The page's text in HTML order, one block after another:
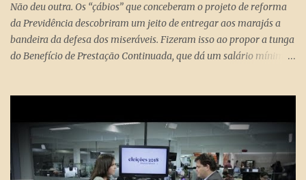
Não deu outra. Os “çábios” que conceberam o projeto de reforma
da Previdência descobriram um jeito de entregar aos marajás a
bandeira da defesa dos miseráveis. Fizeram isso ao propor a tunga
do Benefício de Prestação Continuada, que dá um salário mínimo
Família. Com a outra mão querem tomar pelo menos R$ 598
mensais dos miseráveis que têm mais de 65 anos. Eles só terão
direito aos R$ 998 se, e quando, chegarem aos 70 anos. Se o
conserto do rombo da Previdência precisa tungar um benefício